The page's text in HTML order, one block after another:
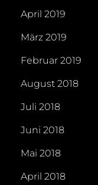
April 2019
März 2019
Februar 2019
August 2018
Juli 2018
Juni 2018
Mai 2018
April 2018